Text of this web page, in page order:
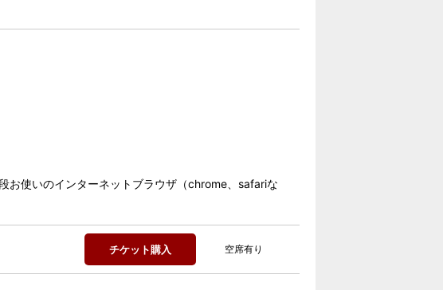
お使いのインターネ​ットブラウザ（chrome、safariな
チケット購入 空席有り